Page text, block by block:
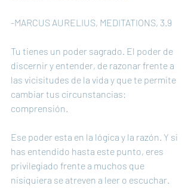
-MARCUS AURELIUS, MEDITATIONS, 3.9
Tu tienes un poder sagrado. El poder de
discernir y entender, de razonar frente a
las vicisitudes de la vida y que te permite
cambiar tus circunstancias:
comprensión.
Ese poder esta en la lógica y la razón. Y si
has entendido hasta este punto, eres
privilegiado frente a muchos que
nisiquiera se atreven a leer o escuchar.